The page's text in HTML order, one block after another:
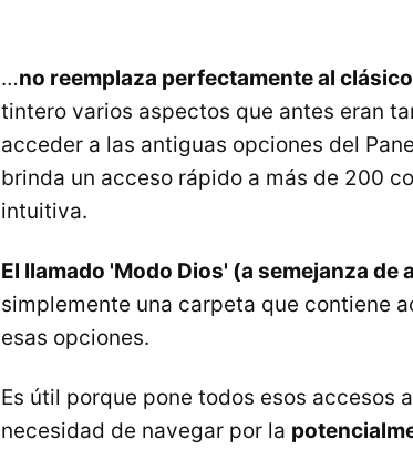
…no reemplaza perfectamente al
tintero varios aspectos que antes eran
acceder a las antiguas opciones del
brinda un acceso rápido a más de 200
intuitiva.
El llamado 'Modo Dios' (a semejanza
simplemente una carpeta que contiene
esas opciones.
Es útil porque pone todos esos accesos
necesidad de navegar por la